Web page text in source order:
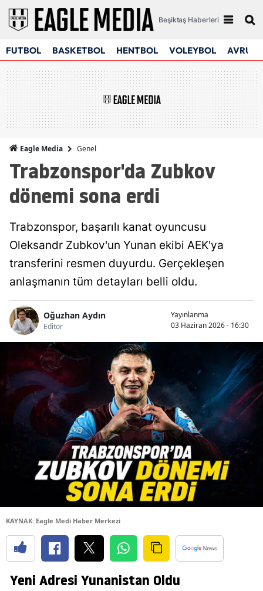
Beşiktaş Haberleri
FUTBOL BASKETBOL HENTBOL VOLEYBOL
Eagle Media Genel
Trabzonspor'da Zubkov
dönemi sona erdi
Trabzonspor, başarılı kanat oyuncusu
Oleksandr Zubkov'un Yunan ekibi AEK'ya
transferini resmen duyurdu. Gerçekleşen
anlaşmanın tüm detayları belli oldu.
Oğuzhan Aydın
Editör
Yayınlanma
03 Haziran 2026 - 16:30
KAYNAK: Eagle Medi Haber Merkezi
Yeni Adresi Yunanistan Oldu